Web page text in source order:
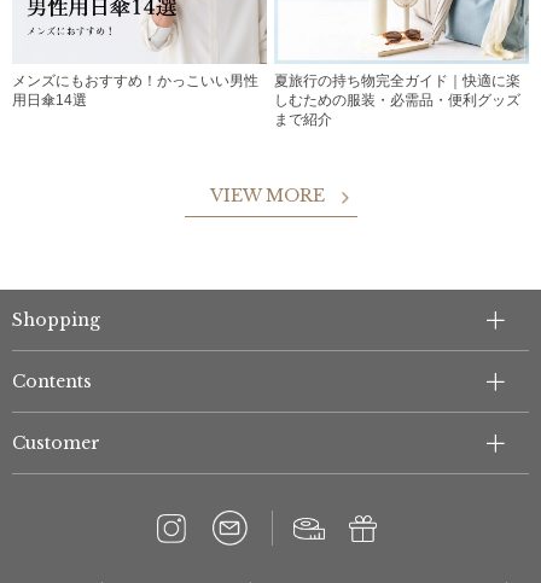
メンズにもおすすめ！かっこいい男性
用日傘14選
夏旅行の持ち物完全ガイド｜快適に楽
しむための服装・必需品・便利グッズ
まで紹介
VIEW MORE
Shopping
Contents
Customer